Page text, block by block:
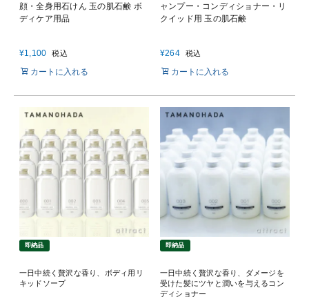
顔・全身用石けん 玉の肌石鹸 ボ
ディケア用品
¥1,100 税込
カートに入れる
ャンプー・コンディショナー・リ
クイッド用 玉の肌石鹸
¥264 税込
カートに入れる
即納品
一日中続く贅沢な香り、ボディ用リ
キッドソープ
即納品
一日中続く贅沢な香り、ダメージを
受けた髪にツヤと潤いを与えるコン
ディショナー